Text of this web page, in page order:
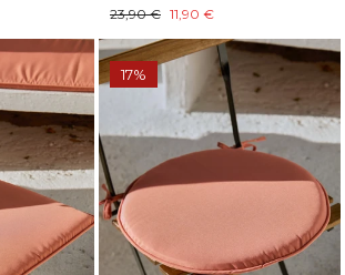
23,90 € 11,90 €
17%